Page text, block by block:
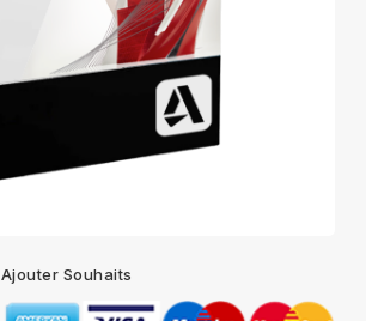
Ajouter Souhaits